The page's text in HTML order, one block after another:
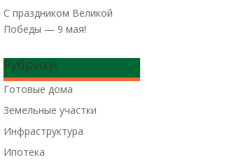
C праздником Великой
Победы — 9 мая!
Рубрики
Готовые дома
Земельные участки
Инфраструктура
Ипотека